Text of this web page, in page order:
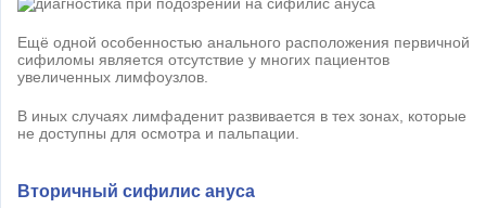
Ещё одной особенностью анального расположения первичной
сифиломы является отсутствие у многих пациентов
увеличенных лимфоузлов.
В иных случаях лимфаденит развивается в тех зонах, которые
не доступны для осмотра и пальпации.
Вторичный сифилис ануса